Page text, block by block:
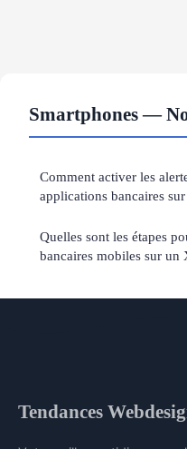
Smartphones —
Comment activer les
applications bancaires
Quelles sont les étapes
bancaires mobiles sur un
Tendances